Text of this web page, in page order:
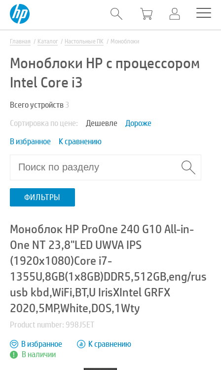
Главная Каталог Настольные ПК Моноблоки
Моноблоки HP с процессором
Intel Core i3
Всего устройств3
Сортировка по цене:
Дешевле
Дороже
В избранное
К сравнению
ФИЛЬТРЫ
Моноблок HP ProOne 240 G10 All-in-
One NT 23,8"LED UWVA IPS
(1920x1080)Core i7-
1355U,8GB(1x8GB)DDR5,512GB,eng/rus
usb kbd,WiFi,BT,U IrisXIntel GRFX
2020,5MP,White,DOS,1Wty
Product number: 998J5ET
В наличии
В избранное К сравнению